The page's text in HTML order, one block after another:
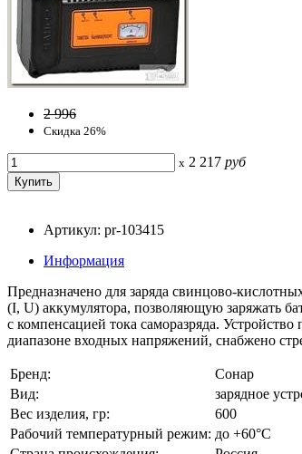
2 996
Скидка 26%
x 2 217 руб
Артикул: pr-103415
Информация
Предназначено для заряда свинцово-
(I, U) аккумулятора, позволяющую заряжать
с компенсацией тока саморазряда.
диапазоне входных напряжений, снабжено
Бренд:
Сонар
Вид:
зарядное
Вес изделия, гр:
600
Рабочий температурный режим: до +60°С